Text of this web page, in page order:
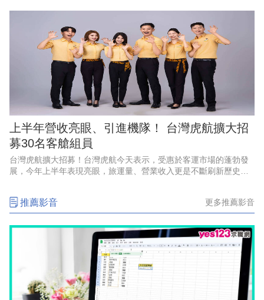
內大專校院並
上半年營收亮眼、引進機隊！ 台灣虎航擴大招
募30名客艙組員
台灣虎航擴大招募！台灣虎航今天表示，受惠於客運市場的蓬勃發
展，今年上半年表現亮眼，旅運量、營業收入更是不斷刷新歷史紀
推薦影音 更多推薦影音